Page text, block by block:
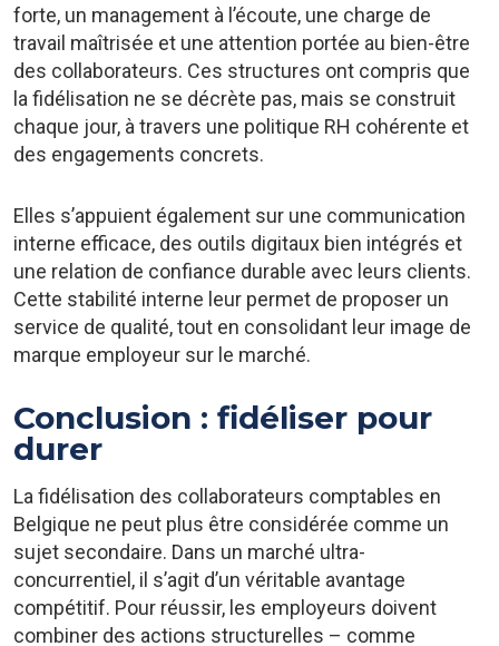
forte, un management à l’écoute, une charge de
travail maîtrisée et une attention portée au bien-être
des collaborateurs. Ces structures ont compris que
la fidélisation ne se décrète pas, mais se construit
chaque jour, à travers une politique RH cohérente et
des engagements concrets.
Elles s’appuient également sur une communication
interne efficace, des outils digitaux bien intégrés et
une relation de confiance durable avec leurs clients.
Cette stabilité interne leur permet de proposer un
service de qualité, tout en consolidant leur image de
marque employeur sur le marché.
Conclusion : fidéliser pour
durer
La fidélisation des collaborateurs comptables en
Belgique ne peut plus être considérée comme un
sujet secondaire. Dans un marché ultra-
concurrentiel, il s’agit d’un véritable avantage
compétitif. Pour réussir, les employeurs doivent
combiner des actions structurelles – comme